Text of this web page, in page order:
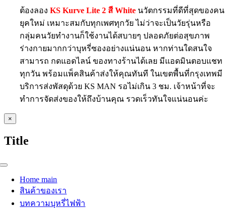
ต้องลองKS Kurve Lite 2 สี White นวัตกรรมที่ดีที่สุดของคน
ยุคใหม่ เหมาะสมกับทุกเพศทุกวัย ไม่ว่าจะเป็นวัยรุ่นหรือ
กลุ่มคนวัยทำงานก็ใช้งานได้สบายๆ ปลอดภัยต่อสุขภาพ
ร่างกายมากกว่าบุหรี่ซองอย่างแน่นอน หากท่านใดสนใจ
สามารถ กดแอดไลน์ ของทางร้านได้เลย มีแอดมินตอบแชท
ทุกวัน พร้อมแพ็คสินค้าส่งให้คุณทันที ในเขตพื้นที่กรุงเทพมี
บริการส่งพัสดุด้วย KS MAN รอไม่เกิน 3 ชม. เจ้าหน้าที่จะ
ทำการจัดส่งของให้ถึงบ้านคุณ รวดเร็วทันใจแน่นอนค่ะ
Close
product
view
×
Title
Toggle
NavigationHome main
สินค้าของเรา
บทความบุหรี่ไฟฟ้า